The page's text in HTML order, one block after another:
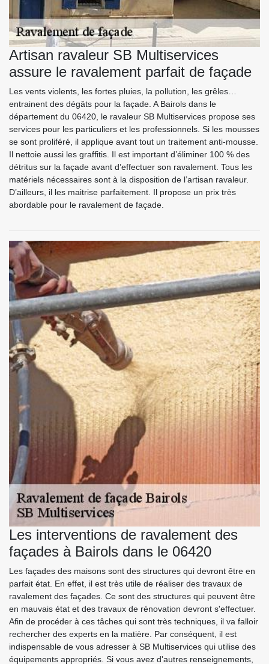
Artisan ravaleur SB Multiservices
assure le ravalement parfait de façade
Les vents violents, les fortes pluies, la pollution, les grêles…
entrainent des dégâts pour la façade. A Bairols dans le
département du 06420, le ravaleur SB Multiservices propose ses
services pour les particuliers et les professionnels. Si les mousses
se sont proliféré, il applique avant tout un traitement anti-mousse.
Il nettoie aussi les graffitis. Il est important d’éliminer 100 % des
détritus sur la façade avant d’effectuer son ravalement. Tous les
matériels nécessaires sont à la disposition de l’artisan ravaleur.
D’ailleurs, il les maitrise parfaitement. Il propose un prix très
abordable pour le ravalement de façade.
Les interventions de ravalement des
façades à Bairols dans le 06420
Les façades des maisons sont des structures qui devront être en
parfait état. En effet, il est très utile de réaliser des travaux de
ravalement des façades. Ce sont des structures qui peuvent être
en mauvais état et des travaux de rénovation devront s'effectuer.
Afin de procéder à ces tâches qui sont très techniques, il va falloir
rechercher des experts en la matière. Par conséquent, il est
indispensable de vous adresser à SB Multiservices qui utilise des
équipements appropriés. Si vous avez d'autres renseignements,